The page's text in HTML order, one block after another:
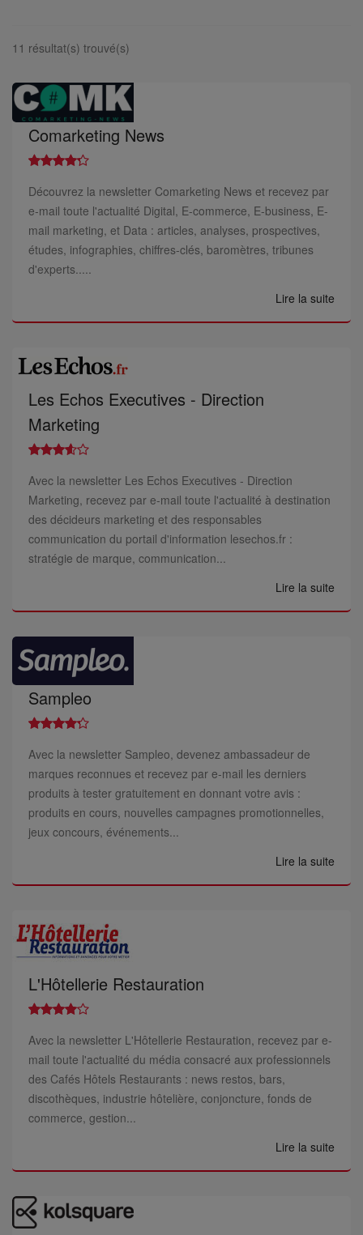
11 résultat(s) trouvé(s)
Comarketing News
Découvrez la newsletter Comarketing News et recevez par
e-mail toute l'actualité Digital, E-commerce, E-business, E-
mail marketing, et Data : articles, analyses, prospectives,
études, infographies, chiffres-clés, baromètres, tribunes
d'experts.....
Lire la suite
Les Echos Executives - Direction
Marketing
Avec la newsletter Les Echos Executives - Direction
Marketing, recevez par e-mail toute l'actualité à destination
des décideurs marketing et des responsables
communication du portail d'information lesechos.fr :
stratégie de marque, communication...
Lire la suite
Sampleo
Avec la newsletter Sampleo, devenez ambassadeur de
marques reconnues et recevez par e-mail les derniers
produits à tester gratuitement en donnant votre avis :
produits en cours, nouvelles campagnes promotionnelles,
jeux concours, événements...
Lire la suite
L'Hôtellerie Restauration
Avec la newsletter L'Hôtellerie Restauration, recevez par e-
mail toute l'actualité du média consacré aux professionnels
des Cafés Hôtels Restaurants : news restos, bars,
discothèques, industrie hôtelière, conjoncture, fonds de
commerce, gestion...
Lire la suite